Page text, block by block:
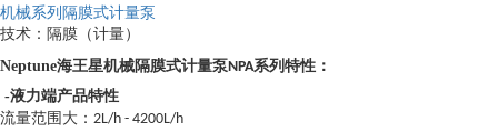
机械系列隔膜式计量泵
技术：隔膜（计量）
Neptune海王星机械隔膜式计量泵NPA系列特性：
-液力端产品特性
流量范围大： 2L/h - 4200L/h